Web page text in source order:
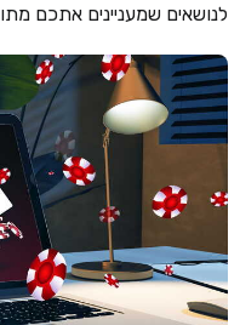
לנושאים שמעניינים אתכם